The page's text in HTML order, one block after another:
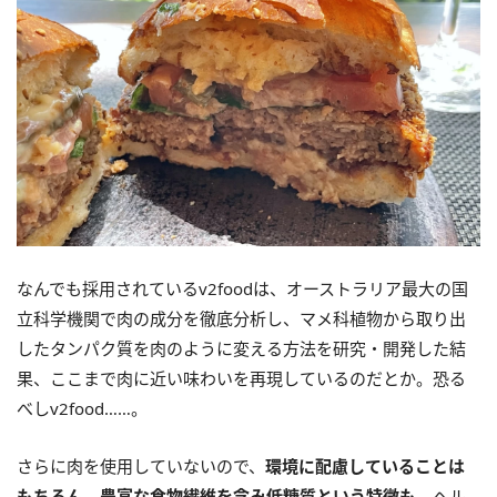
なんでも採用されているv2foodは、オーストラリア最大の国
立科学機関で肉の成分を徹底分析し、マメ科植物から取り出
したタンパク質を肉のように変える方法を研究・開発した結
果、ここまで肉に近い味わいを再現しているのだとか。恐る
べしv2food……。
さらに肉を使用していないので、 環境に配慮していることは